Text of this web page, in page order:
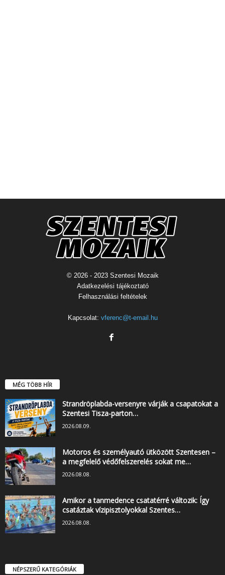
© 2026 - 2023 Szentesi Mozaik
Adatkezelési tájékoztató
Felhasználási feltételek
Kapcsolat: vferenc@t-email.hu
MÉG TÖBB HÍR
Strandröplabda-versenyre várják a csapatokat a
Szentesi Tisza-parton…
2026.08.09.
Motoros és személyautó ütközött Szentesen –
a megfelelő védőfelszerelés sokat me…
2026.08.08.
Amikor a tanmedence csatatérré változik: Így
csatáztak vízipisztolyokkal Szentes…
2026.08.08.
NÉPSZERŰ KATEGÓRIÁK